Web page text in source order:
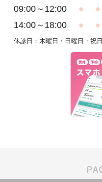
09:00～12:00
● ●
14:00～18:00
● ●
休診日：木曜日・日曜日・祝日